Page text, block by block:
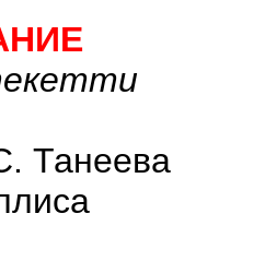
Танеева